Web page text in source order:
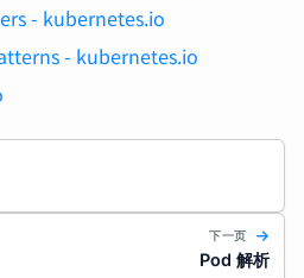
- kubernetes.io
- kubernetes.io
下一页
Pod 解析